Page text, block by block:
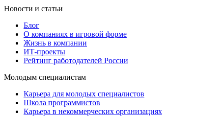
Новости и статьи
Блог
О компаниях в игровой форме
Жизнь в компании
ИТ-проекты
Рейтинг работодателей России
Молодым специалистам
Карьера для молодых специалистов
Школа программистов
Карьера в некоммерческих организациях